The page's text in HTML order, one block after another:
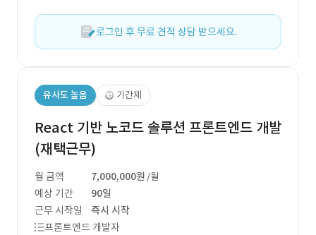
로그인 후 무료 견적 상담 받으세요.
유사도 높음 기간제
React 기반 노코드 솔루션 프론트엔드 개발
(재택근무)
월 금액 7,000,000원 /월
예상 기간
90일
근무 시작일
즉시 시작
프론트엔드 개발자